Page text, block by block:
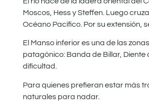
Moscos, Hess y Steffen. Luego
Océano Pacífico. Por su extensión,
El Manso inferior es una de las
patagónico: Banda de Billar,
dificultad.
Para quienes prefieran estar más
naturales para nadar.